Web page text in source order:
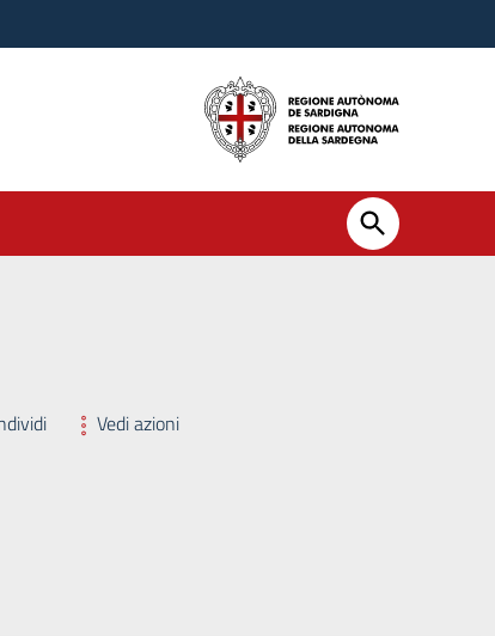
Vedi azioni